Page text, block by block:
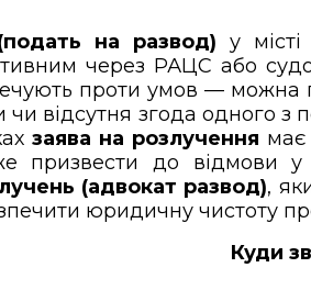
на развод) у
через РАЦС або
проти умов — можна
чи відсутня згода одного
заява на розлучення має
до відмови у
(адвокат развод),
юридичну чистоту
Куди